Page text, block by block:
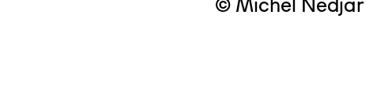
© Michel Nedjar